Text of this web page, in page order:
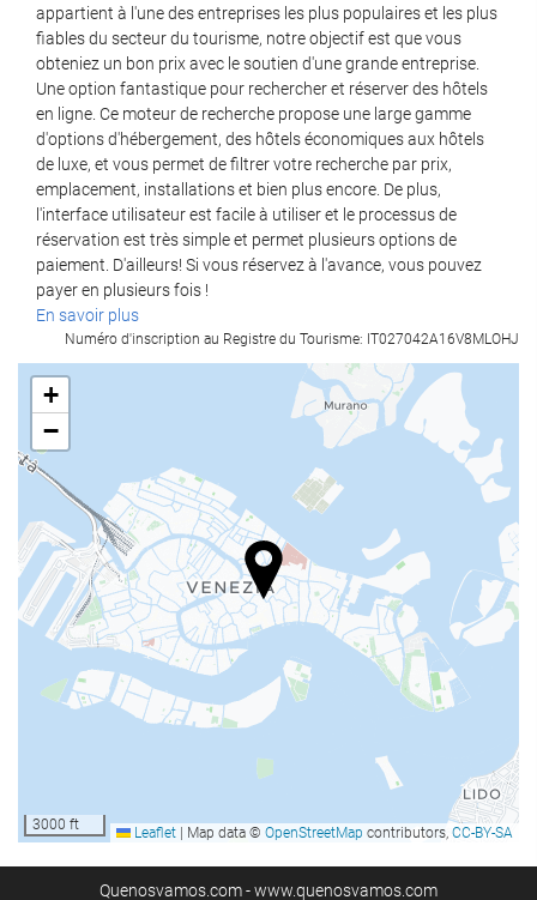
Bar
Internet
Wi-Fi gratuit
appartient à l'une des entreprises les plus populaires et les plus
fiables du secteur du tourisme, notre objectif est que vous
obteniez un bon prix avec le soutien d'une grande entreprise.
Une option fantastique pour rechercher et réserver des hôtels
en ligne. Ce moteur de recherche propose une large gamme
d'options d'hébergement, des hôtels économiques aux hôtels
de luxe, et vous permet de filtrer votre recherche par prix,
emplacement, installations et bien plus encore. De plus,
l'interface utilisateur est facile à utiliser et le processus de
réservation est très simple et permet plusieurs options de
paiement. D'ailleurs! Si vous réservez à l'avance, vous pouvez
payer en plusieurs fois !
En savoir plus
Numéro d'inscription au Registre du Tourisme: IT027042A16V8MLOHJ
+
−
3000 ft Leaflet | Map data © OpenStreetMap contributors, CC-BY-SA
Quenosvamos.com - www.quenosvamos.com